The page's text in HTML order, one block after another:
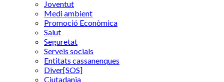
Joventut
Medi ambient
Promoció Econòmica
Salut
Seguretat
Serveis socials
Entitats cassanenques
Diver[SOS]
Ciutadania